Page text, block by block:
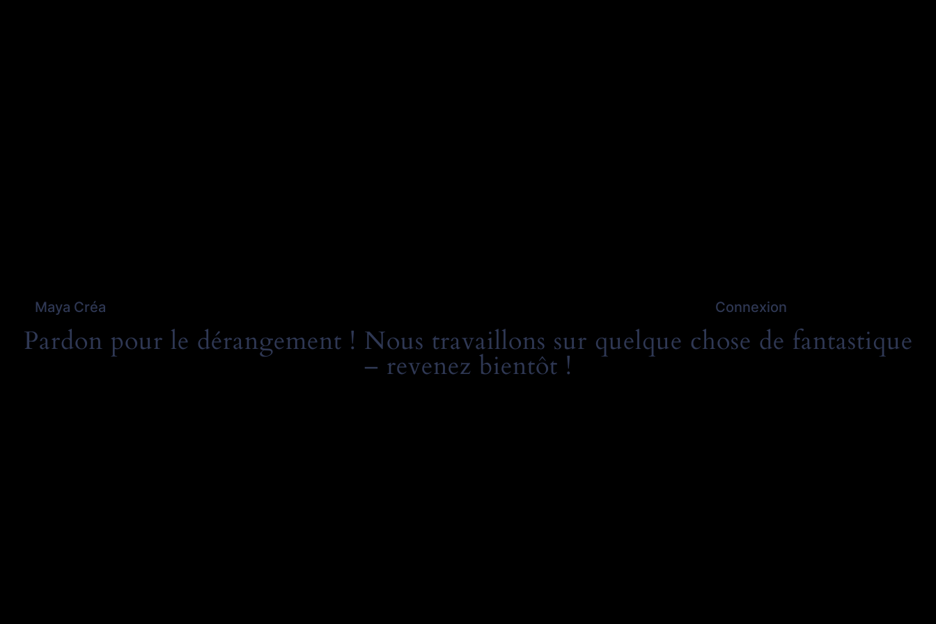
Maya Créa Connexion
Pardon pour le dérangement ! Nous travaillons sur quelque chose de fantastique
– revenez bientôt !